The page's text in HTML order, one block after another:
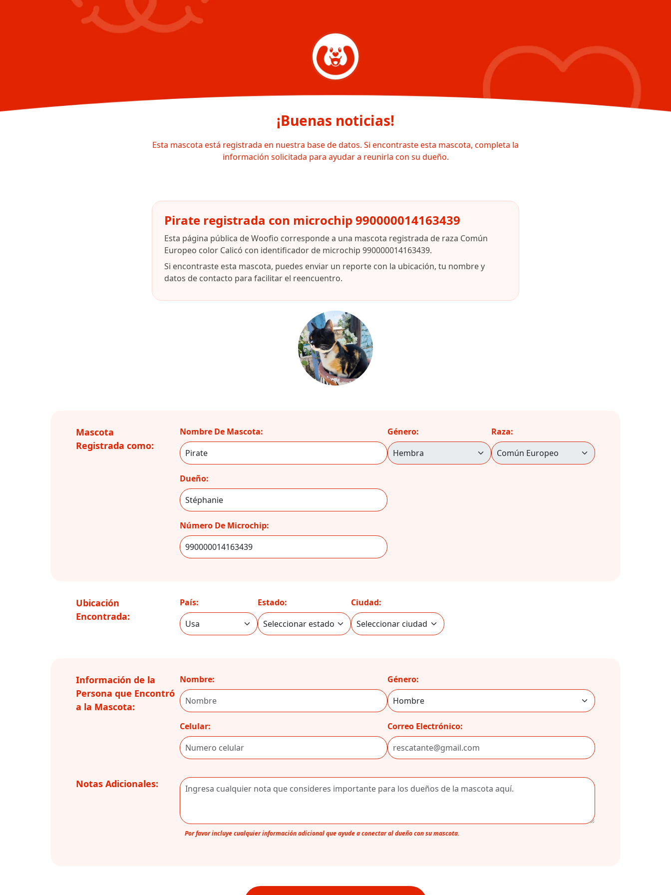
¡Buenas noticias!
Esta mascota está registrada en nuestra base de datos. Si encontraste esta mascota, completa la
información solicitada para ayudar a reunirla con su dueño.
Pirate registrada con microchip 990000014163439
Esta página pública de Woofio corresponde a una mascota registrada de raza Común
Europeo color Calicó con identificador de microchip 990000014163439.
Si encontraste esta mascota, puedes enviar un reporte con la ubicación, tu nombre y
datos de contacto para facilitar el reencuentro.
Mascota
Registrada como:
Nombre De Mascota:
Dueño:
Número De Microchip:
Género: Raza:
Ubicación
Encontrada:
País: Estado: Ciudad:
Información de la
Persona que Encontró
a la Mascota:
Nombre:
Celular:
Género:
Correo Electrónico:
Notas Adicionales:
Por favor incluye cualquier información adicional que ayude a conectar al dueño con su mascota.